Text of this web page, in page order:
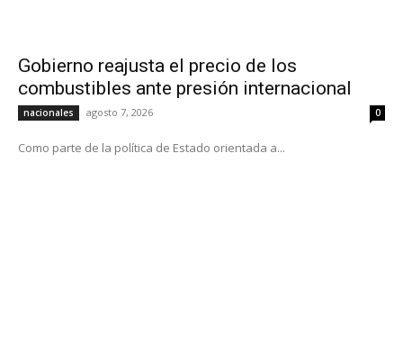
Gobierno reajusta el precio de los
combustibles ante presión internacional
nacionales agosto 7, 2026 0
Como parte de la política de Estado orientada a...